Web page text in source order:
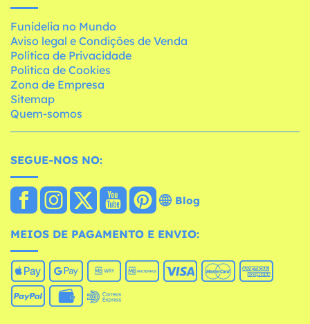
Funidelia no Mundo
Aviso legal e Condições de Venda
Política de Privacidade
Política de Cookies
Zona de Empresa
Sitemap
Quem-somos
SEGUE-NOS NO:
Blog
MEIOS DE PAGAMENTO E ENVIO: